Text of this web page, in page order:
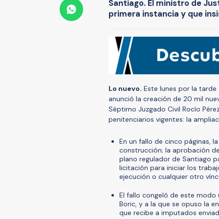
Santiago. El ministro de
primera instancia y que
Lo nuevo. Este lunes por la
anunció la creación de 20 mil
Séptimo Juzgado Civil Rocío
penitenciarios vigentes: la
En un fallo de cinco páginas,
construcción; la aprobación
plano regulador de Santiago
licitación para iniciar los
ejecución o cualquier otro
El fallo congeló de este
Boric, y a la que se opuso la
que recibe a imputados